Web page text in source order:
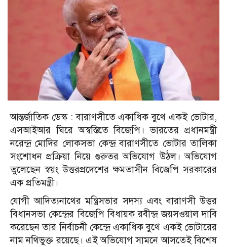
আন্তর্জাতিক ডেস্ক :বারাণসীতে একাধিক বুথে একই ভোটার,
এসআইআর ঘিরে অস্বস্তিতে বিজেপি। ভারতের প্রধানমন্ত্রী
নরেন্দ্র মোদির লোকসভা কেন্দ্র বারাণসীতে ভোটার তালিকা
সংশোধন প্রক্রিয়া নিয়ে গুরুতর অভিযোগ উঠল। অভিযোগ
তুলেছেন স্বয়ং উত্তরপ্রদেশের ক্ষমতাসীন বিজেপি সরকারের
এক প্রতিমন্ত্রী।
যোগী আদিত্যনাথের মন্ত্রিসভার সদস্য এবং বারাণসী উত্তর
বিধানসভা কেন্দ্রের বিজেপি বিধায়ক রবীন্দ্র জয়সওয়াল দাবি
করেছেন তার নির্বাচনী কেন্দ্রে একাধিক বুথে একই ভোটারের
নাম নথিভুক্ত রয়েছে। এই অভিযোগ সামনে আসতেই বিশেষ